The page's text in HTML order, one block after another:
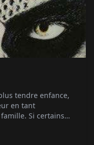
tendre enfance,
en tant
Si certains
Par Hervé